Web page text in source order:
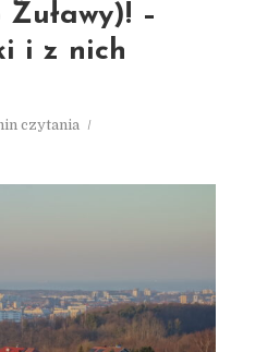
–
i z nich
czytania